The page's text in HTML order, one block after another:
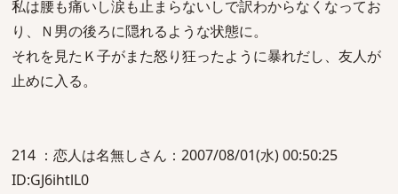
私は腰も痛いし涙も止まらないしで訳わからなくなってお
り、Ｎ男の後ろに隠れるような状態に。
それを見たＫ子がまた怒り狂ったように暴れだし、友人が
止めに入る。
214 ：恋人は名無しさん：2007/08/01(水) 00:50:25
ID:GJ6ihtlL0